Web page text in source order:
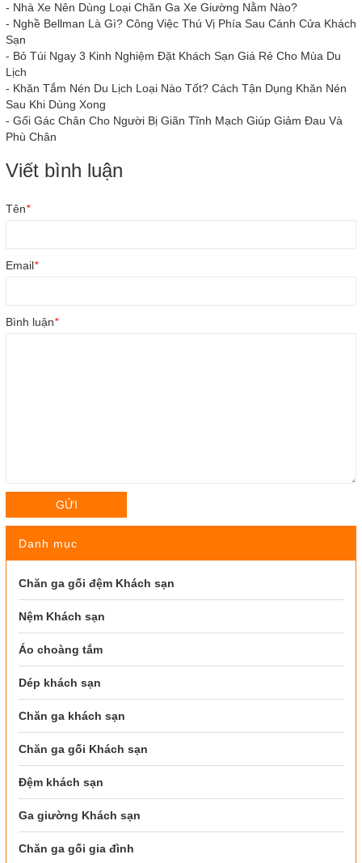
- Nhà Xe Nên Dùng Loại Chăn Ga Xe Giường Nằm Nào?
- Nghề Bellman Là Gì? Công Việc Thú Vị Phía Sau Cánh Cửa Khách
Sạn
- Bỏ Túi Ngay 3 Kinh Nghiệm Đặt Khách Sạn Giá Rẻ Cho Mùa Du
Lịch
- Khăn Tắm Nén Du Lịch Loại Nào Tốt? Cách Tận Dụng Khăn Nén
Sau Khi Dùng Xong
- Gối Gác Chân Cho Người Bị Giãn Tĩnh Mạch Giúp Giảm Đau Và
Phù Chân
Viết bình luận
Tên*
Email*
Bình luận*
GỬI
Danh mục
Chăn ga gối đệm Khách sạn
Nệm Khách sạn
Áo choàng tắm
Dép khách sạn
Chăn ga khách sạn
Chăn ga gối Khách sạn
Đệm khách sạn
Ga giường Khách sạn
Chăn ga gối gia đình